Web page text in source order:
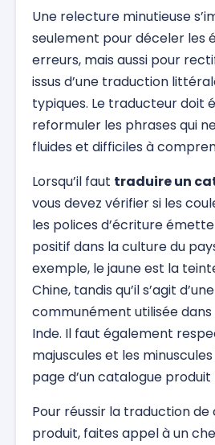
Une relecture minutieuse
seulement pour déceler les
erreurs, mais aussi pour
issus d’une traduction
typiques. Le traducteur doit
reformuler les phrases qui
fluides et difficiles à
Lorsqu’il faut traduire un
vous devez vérifier si les
les polices d’écriture
positif dans la culture du
exemple, le jaune est la
Chine, tandis qu’il s’agit
communément utilisée
Inde. Il faut également
majuscules et les
page d’un catalogue
Pour réussir la traduction
produit, faites appel à un